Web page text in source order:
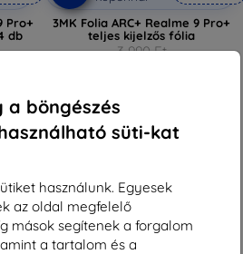
a böngészés
süti-kat
használunk. Egyesek
az oldal megfelelő
mások segítenek a forgalom
a tartalom és a
Pro+
db
3MK Folia ARC+ Realme 9 Pro+
teljes kijelzős fólia
3 990 Ft
Raktáron > 5 darab
-10%